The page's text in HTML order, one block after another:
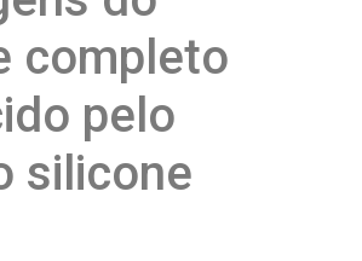
completo
pelo
silicone